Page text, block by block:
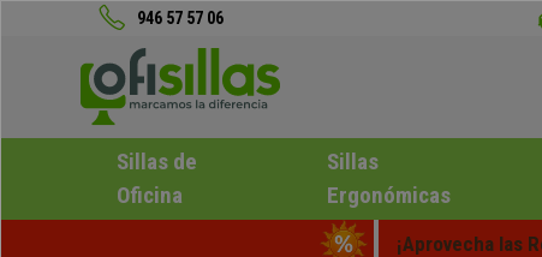
946 57 57 06
Sillas de
Oficina
Sillas
Ergonómicas
¡Aprovecha las